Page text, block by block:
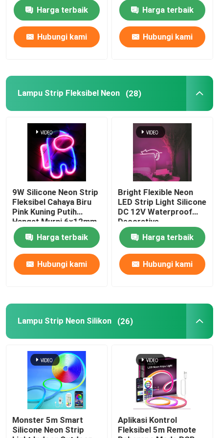
Tentang kita
Kontrol kualitas
Hubungi kami
Berita
Quote request suatu
Lampu Strip Neon LED
Lampu Strip Fleksibel Neon
Lampu Strip Neon Silikon
dipimpin lampu tongkol
Lampu Strip LED Fleksibel
Cahaya Linear Langit
Di Bawah Lampu Strip LED Kabinet
Lampu Perhiasan LED
Fleksibel Silikon Murni
Harga terbaik
Hubungi kami
Dekorasi Interior
Harga terbaik
Hubungi kami
Lampu Strip Fleksibel Neon (28)
9W Silicone Neon Strip
Fleksibel Cahaya Biru
Pink Kuning Putih
Hangat Murni 6x12mm
DC 12V
Harga terbaik
Hubungi kami
Bright Flexible Neon
LED Strip Light Silicone
DC 12V Waterproof
Decorative
Harga terbaik
Hubungi kami
Lampu Strip Neon Silikon (26)
Monster 5m Smart
Silicone Neon Strip
Aplikasi Kontrol
Fleksibel 5m Remote